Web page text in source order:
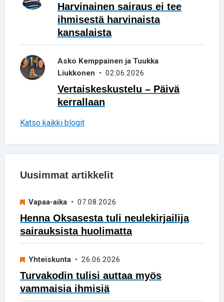
Harvinainen sairaus ei tee
ihmisestä harvinaista
kansalaista
Asko Kemppainen ja Tuukka
Liukkonen • 02.06.2026
Vertaiskeskustelu – Päivä
kerrallaan
Katso kaikki blogit
Uusimmat artikkelit
Vapaa-aika • 07.08.2026
Henna Oksasesta tuli neulekirjailija
sairauksista huolimatta
Yhteiskunta • 26.06.2026
Turvakodin tulisi auttaa myös
vammaisia ihmisiä